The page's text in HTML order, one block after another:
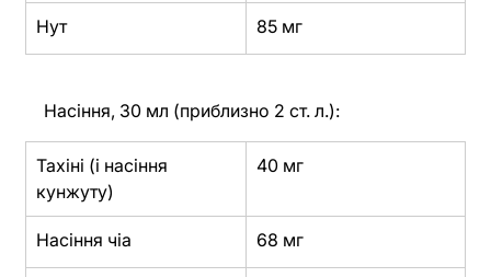
Нут 85 мг
Насіння, 30 мл (приблизно 2 ст. л.):
Тахіні (і насіння
кунжуту)
40 мг
Насіння чіа 68 мг